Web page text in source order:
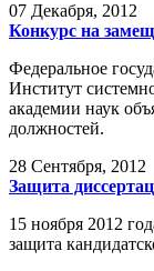
07 Декабря, 2012
Конкурс на
Федеральное
Институт
академии наук
должностей.
28 Сентября, 2012
Защита
15 ноября 2012
защита